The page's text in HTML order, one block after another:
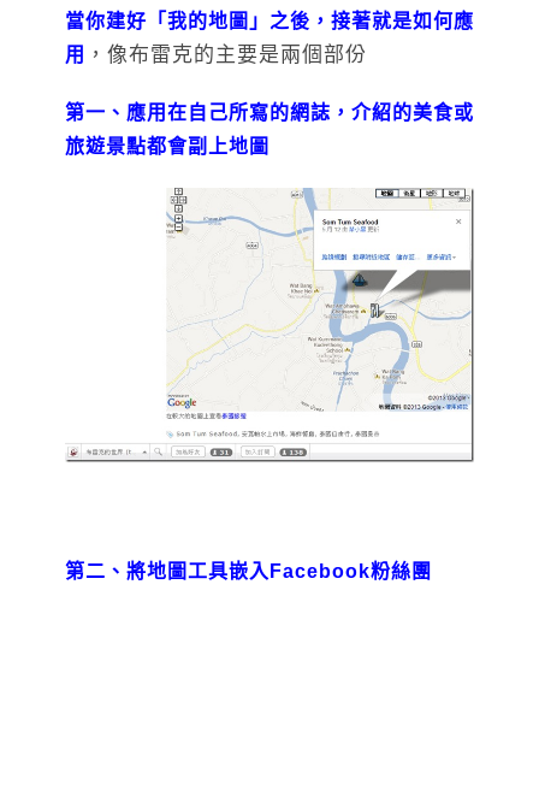
當你建好「我的地圖」之後，接著就是如何應
用
，像布雷克的主要是兩個部份
第一、應用在自己所寫的網誌，介紹的美食或
旅遊景點都會副上地圖
第二、將地圖工具嵌入Facebook粉絲團